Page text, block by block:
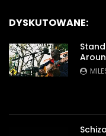
DYSKUTOWANE: